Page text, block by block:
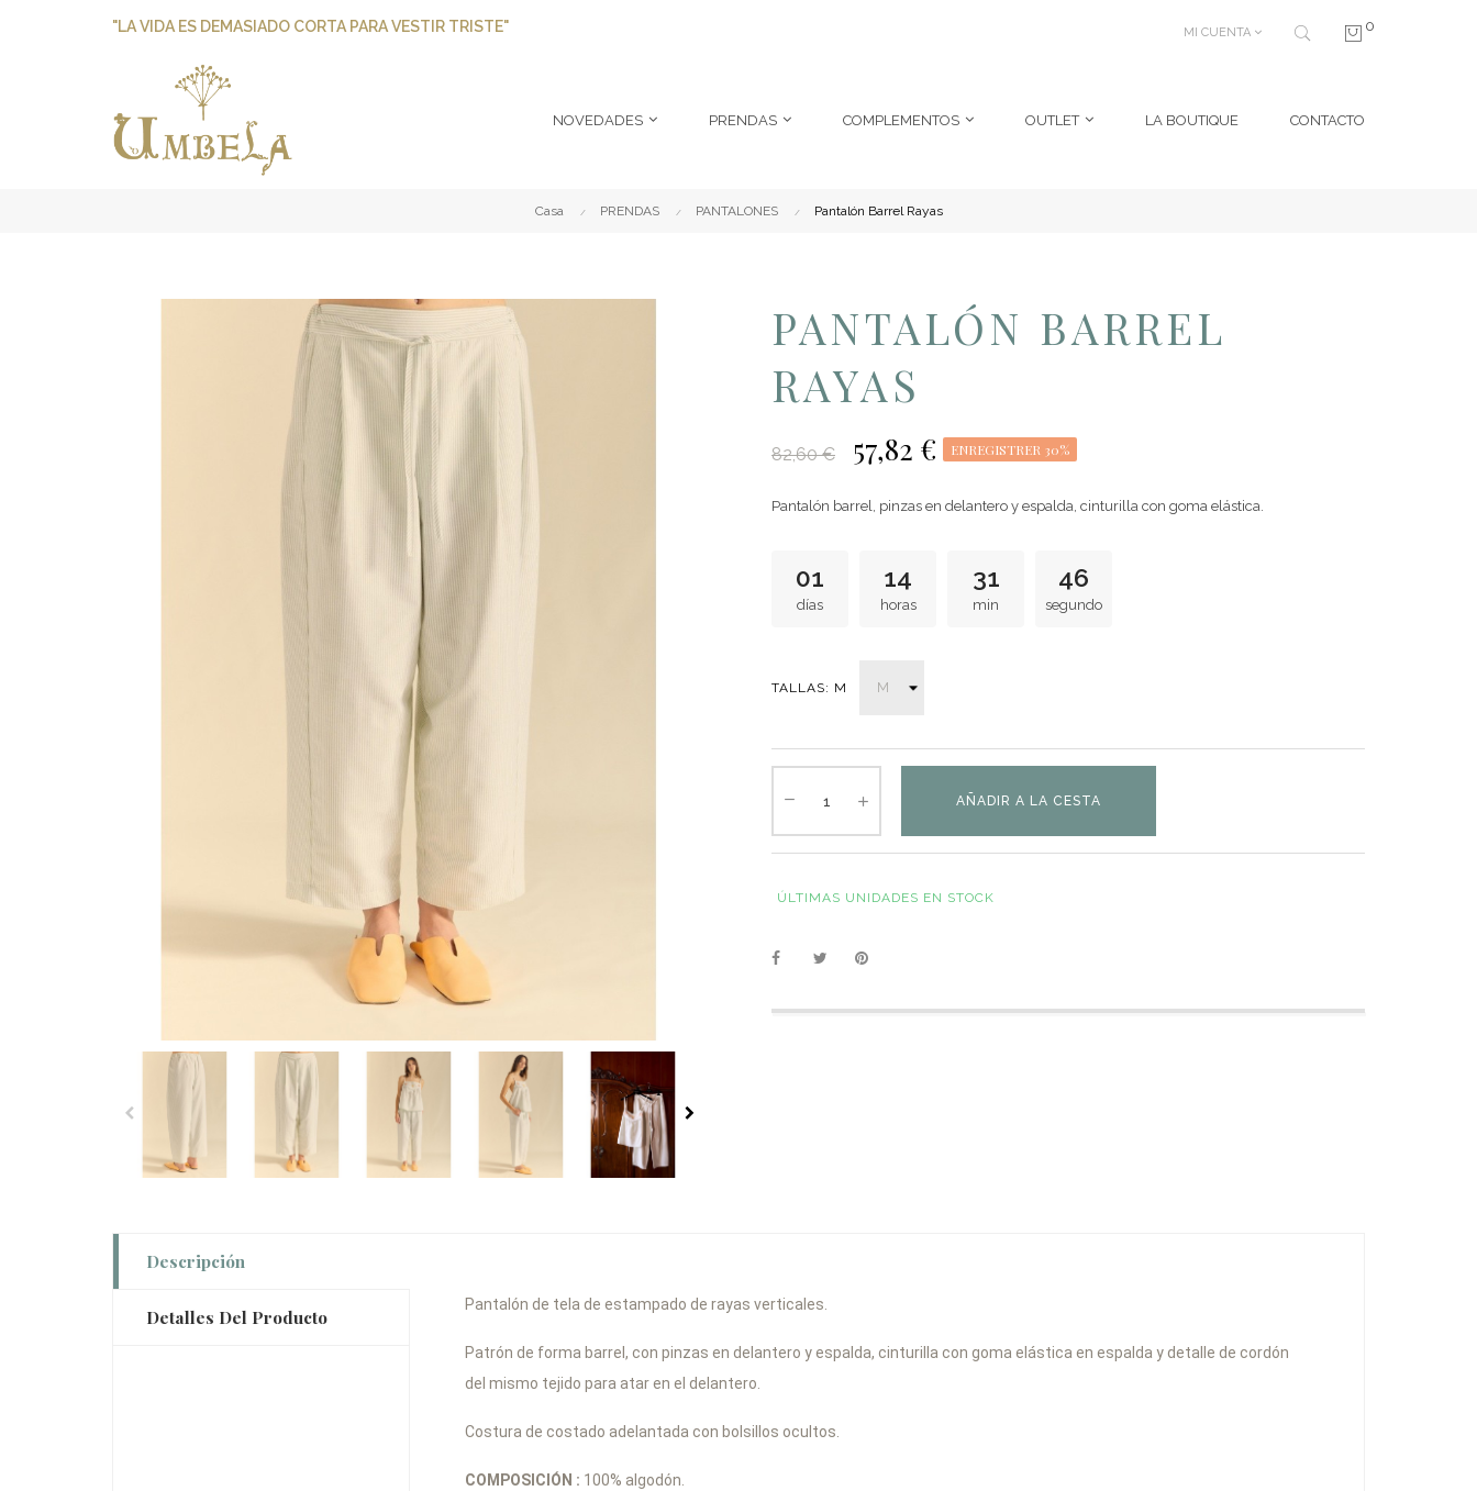
"LA VIDA ES DEMASIADO CORTA PARA VESTIR TRISTE" MI CUENTA 0
NOVEDADES PRENDAS COMPLEMENTOS OUTLET LA BOUTIQUE CONTACTO
Casa PRENDAS PANTALONES Pantalón Barrel Rayas
PANTALÓN BARREL
RAYAS
82,60 € 57,82 € ENREGISTRER 30%
Pantalón barrel, pinzas en delantero y espalda, cinturilla con goma elástica.
01
días
14
horas
31
min
45
segundo
TALLAS: M
AÑADIR A LA CESTA
ÚLTIMAS UNIDADES EN STOCK
Descripción
Detalles Del Producto
Pantalón de tela de estampado de rayas verticales.
Patrón de forma barrel, con pinzas en delantero y espalda, cinturilla con goma elástica en espalda y detalle de cordón
del mismo tejido para atar en el delantero.
Costura de costado adelantada con bolsillos ocultos.
COMPOSICIÓN : 100% algodón.